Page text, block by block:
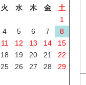
火 水 木 金
土
1
4 5 6 7
8
11 12 13 14
15
18 19 20 21
22
25 26 27 28
29